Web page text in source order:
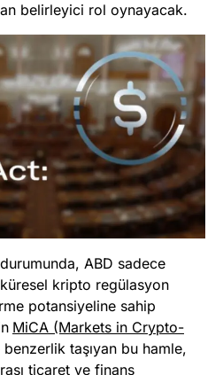
belirleyici rol oynayacak.
ABD sadece
kripto regülasyon
potansiyeline sahip
MiCA (Markets in Crypto-
taşıyan bu hamle,
ticaret ve finans